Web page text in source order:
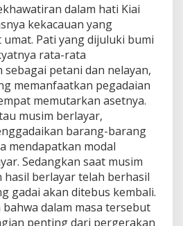
dalam hati Kiai
kekacauan yang
umat. Pati yang dijuluki bumi
rata-rata
petani dan nelayan,
memanfaatkan pegadaian
memutarkan asetnya.
musim berlayar,
barang-barang
mendapatkan modal
Sedangkan saat musim
hasil berlayar telah berhasil
gadai akan ditebus kembali.
dalam masa tersebut
penting dari pergerakan